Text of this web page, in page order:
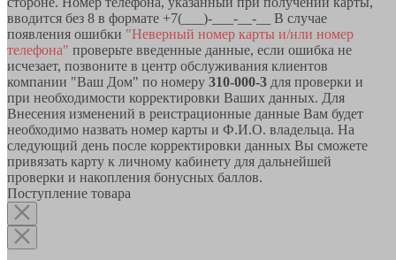
вводится без 8 в формате +7(___)-___-__-__ В случае
появления ошибки "Неверный номер карты и/или номер
телефона" проверьте введенные данные, если ошибка не
исчезает, позвоните в центр обслуживания клиентов
компании "Ваш Дом" по номеру 310-000-3 для проверки и
при необходимости корректировки Ваших данных. Для
Внесения изменений в реистрационные данные Вам будет
необходимо назвать номер карты и Ф.И.О. владельца. На
следующий день после корректировки данных Вы сможете
привязать карту к личному кабинету для дальнейшей
проверки и накопления бонусных баллов.
Поступление товара